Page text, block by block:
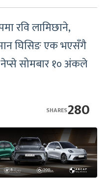
रवि लामिछाने,
घिसिङ एक भएसँगै
सोमबार १० अंकले
280
SHARES